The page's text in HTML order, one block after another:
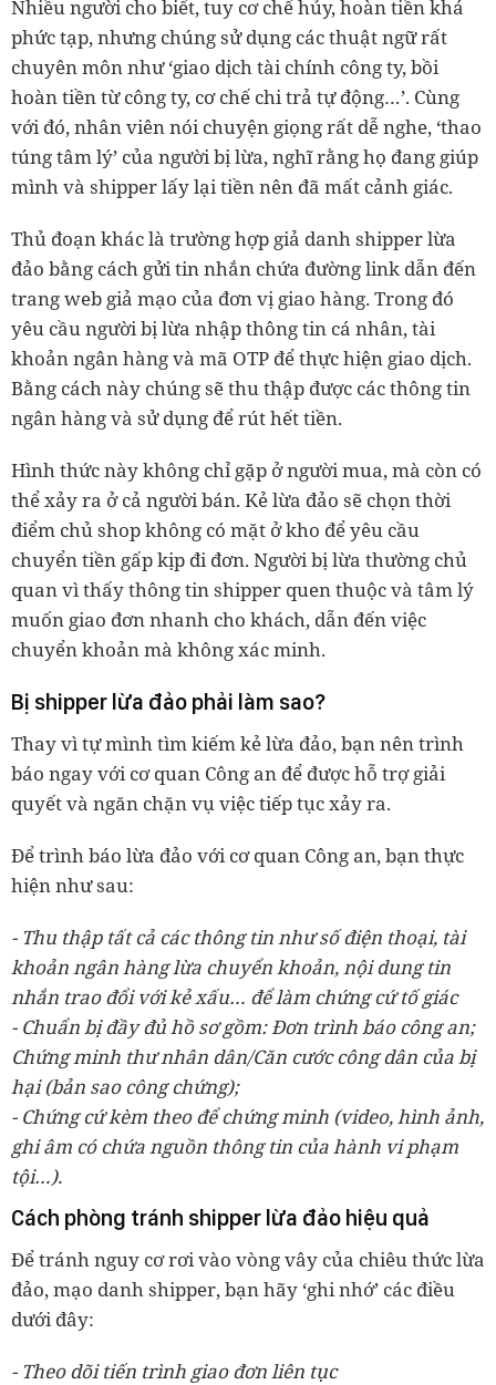
Nhiều người cho biết, tuy cơ chế hủy, hoàn tiền khá
phức tạp, nhưng chúng sử dụng các thuật ngữ rất
chuyên môn như ‘giao dịch tài chính công ty, bồi
hoàn tiền từ công ty, cơ chế chi trả tự động…’. Cùng
với đó, nhân viên nói chuyện giọng rất dễ nghe, ‘thao
túng tâm lý’ của người bị lừa, nghĩ rằng họ đang giúp
mình và shipper lấy lại tiền nên đã mất cảnh giác.
Thủ đoạn khác là trường hợp giả danh shipper lừa
đảo bằng cách gửi tin nhắn chứa đường link dẫn đến
trang web giả mạo của đơn vị giao hàng. Trong đó
yêu cầu người bị lừa nhập thông tin cá nhân, tài
khoản ngân hàng và mã OTP để thực hiện giao dịch.
Bằng cách này chúng sẽ thu thập được các thông tin
ngân hàng và sử dụng để rút hết tiền.
Hình thức này không chỉ gặp ở người mua, mà còn có
thể xảy ra ở cả người bán. Kẻ lừa đảo sẽ chọn thời
điểm chủ shop không có mặt ở kho để yêu cầu
chuyển tiền gấp kịp đi đơn. Người bị lừa thường chủ
quan vì thấy thông tin shipper quen thuộc và tâm lý
muốn giao đơn nhanh cho khách, dẫn đến việc
chuyển khoản mà không xác minh.
Bị shipper lừa đảo phải làm sao?
Thay vì tự mình tìm kiếm kẻ lừa đảo, bạn nên trình
báo ngay với cơ quan Công an để được hỗ trợ giải
quyết và ngăn chặn vụ việc tiếp tục xảy ra.
Để trình báo lừa đảo với cơ quan Công an, bạn thực
hiện như sau:
- Thu thập tất cả các thông tin như số điện thoại, tài
khoản ngân hàng lừa chuyển khoản, nội dung tin
nhắn trao đổi với kẻ xấu… để làm chứng cứ tố giác
- Chuẩn bị đầy đủ hồ sơ gồm: Đơn trình báo công an;
Chứng minh thư nhân dân/Căn cước công dân của bị
hại (bản sao công chứng);
- Chứng cứ kèm theo để chứng minh (video, hình ảnh,
ghi âm có chứa nguồn thông tin của hành vi phạm
tội…).
Cách phòng tránh shipper lừa đảo hiệu quả
Để tránh nguy cơ rơi vào vòng vây của chiêu thức lừa
đảo, mạo danh shipper, bạn hãy ‘ghi nhớ’ các điều
dưới đây:
- Theo dõi tiến trình giao đơn liên tục